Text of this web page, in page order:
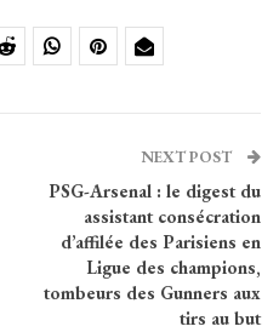
NEXT POST
PSG-Arsenal : le digest du
assistant consécration
d’affilée des Parisiens en
Ligue des champions,
tombeurs des Gunners aux
tirs au but